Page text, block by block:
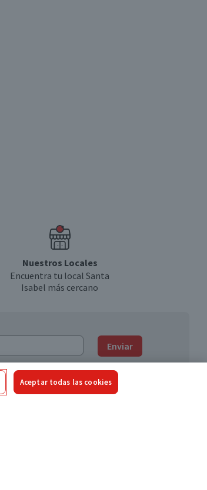
Nuestros Locales
Encuentra tu local Santa
Isabel más cercano
Enviar
Aceptar todas las cookies